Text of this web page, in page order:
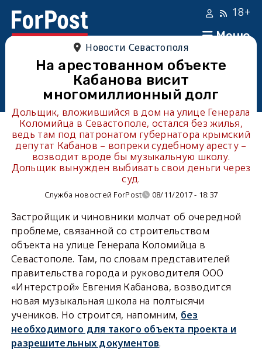
Меню
18+
Новости Севастополя
На арестованном объекте
Кабанова висит
многомиллионный долг
Дольщик, вложившийся в дом на улице Генерала
Коломийца в Севастополе, остался без жилья,
ведь там под патронатом губернатора крымский
депутат Кабанов – вопреки судебному аресту –
возводит вроде бы музыкальную школу.
Дольщик вынужден выбивать свои деньги через
суд.
Служба новостей ForPost 08/11/2017 - 18:37
Застройщик и чиновники молчат об очередной
проблеме, связанной со строительством
объекта на улице Генерала Коломийца в
Севастополе. Там, по словам представителей
правительства города и руководителя ООО
«Интерстрой» Евгения Кабанова, возводится
новая музыкальная школа на полтысячи
учеников. Но строится, напомним, без
необходимого для такого объекта проекта и
разрешительных документов.